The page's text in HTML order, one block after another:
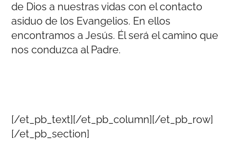
de Dios a nuestras vidas con el contacto
asiduo de los Evangelios. En ellos
encontramos a Jesús. Él será el camino que
nos conduzca al Padre.
[/et_pb_text][/et_pb_column][/et_pb_row]
[/et_pb_section]